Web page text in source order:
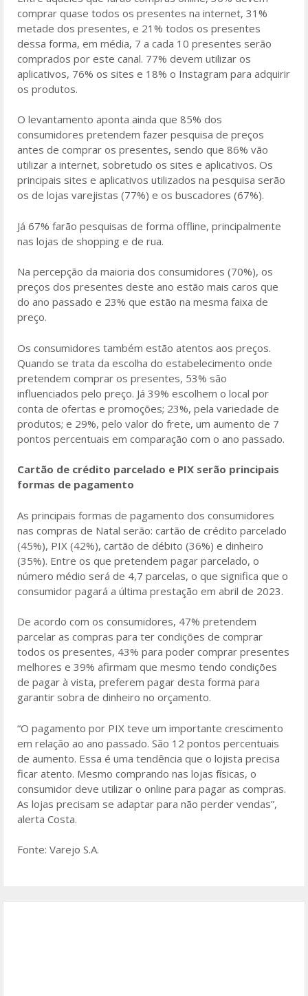
comprar quase todos os presentes na internet, 31%
metade dos presentes, e 21% todos os presentes
dessa forma, em média, 7 a cada 10 presentes serão
comprados por este canal. 77% devem utilizar os
aplicativos, 76% os sites e 18% o Instagram para adquirir
os produtos.
O levantamento aponta ainda que 85% dos
consumidores pretendem fazer pesquisa de preços
antes de comprar os presentes, sendo que 86% vão
utilizar a internet, sobretudo os sites e aplicativos. Os
principais sites e aplicativos utilizados na pesquisa serão
os de lojas varejistas (77%) e os buscadores (67%).
Já 67% farão pesquisas de forma offline, principalmente
nas lojas de shopping e de rua.
Na percepção da maioria dos consumidores (70%), os
preços dos presentes deste ano estão mais caros que
do ano passado e 23% que estão na mesma faixa de
preço.
Os consumidores também estão atentos aos preços.
Quando se trata da escolha do estabelecimento onde
pretendem comprar os presentes, 53% são
influenciados pelo preço. Já 39% escolhem o local por
conta de ofertas e promoções; 23%, pela variedade de
produtos; e 29%, pelo valor do frete, um aumento de 7
pontos percentuais em comparação com o ano passado.
Cartão de crédito parcelado e PIX serão principais
formas de pagamento
As principais formas de pagamento dos consumidores
nas compras de Natal serão: cartão de crédito parcelado
(45%), PIX (42%), cartão de débito (36%) e dinheiro
(35%). Entre os que pretendem pagar parcelado, o
número médio será de 4,7 parcelas, o que significa que o
consumidor pagará a última prestação em abril de 2023.
De acordo com os consumidores, 47% pretendem
parcelar as compras para ter condições de comprar
todos os presentes, 43% para poder comprar presentes
melhores e 39% afirmam que mesmo tendo condições
de pagar à vista, preferem pagar desta forma para
garantir sobra de dinheiro no orçamento.
“O pagamento por PIX teve um importante crescimento
em relação ao ano passado. São 12 pontos percentuais
de aumento. Essa é uma tendência que o lojista precisa
ficar atento. Mesmo comprando nas lojas físicas, o
consumidor deve utilizar o online para pagar as compras.
As lojas precisam se adaptar para não perder vendas”,
alerta Costa.
Fonte: Varejo S.A.